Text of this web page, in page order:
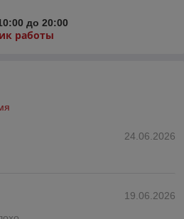
до 20:00
работы
24.06.2026
19.06.2026